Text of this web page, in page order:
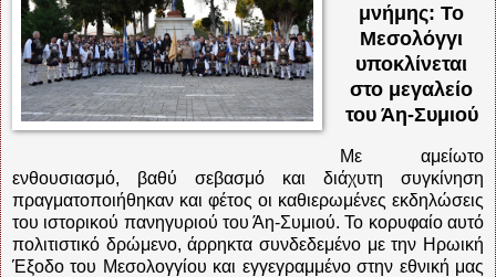
μνήμης: Το
Μεσολόγγι
υποκλίνεται
στο μεγαλείο
του Άη-Συμιού
Με αμείωτο
ενθουσιασμό, βαθύ σεβασμό και διάχυτη συγκίνηση
πραγματοποιήθηκαν και φέτος οι καθιερωμένες εκδηλώσεις
του ιστορικού πανηγυριού του Άη-Συμιού. Το κορυφαίο αυτό
πολιτιστικό δρώμενο, άρρηκτα συνδεδεμένο με την Ηρωική
Έξοδο του Μεσολογγίου και εγγεγραμμένο στην εθνική μας